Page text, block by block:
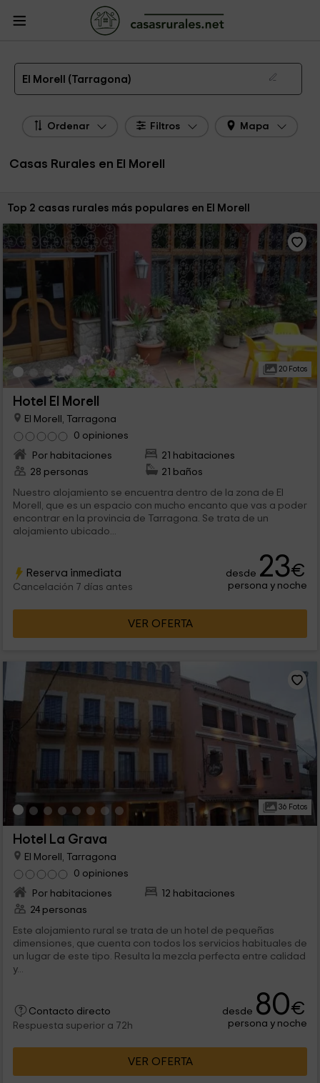
Casas Rurales
Tarragona
Casas Rurales El Morell
Las 2 mejores casas rurales en El Morell de 2026
El Morell (Tarragona)
Ordenar Filtros Mapa
Casas Rurales en El Morell
Ordenar por:
Top 2 casas rurales más populares en El Morell
20 Fotos
Hotel El Morell
El Morell, Tarragona
0 opiniones
Por habitaciones
21 habitaciones
28 personas
21 baños
Nuestro alojamiento se encuentra dentro de la zona de El
Morell, que es un espacio con mucho encanto que vas a poder
encontrar en la provincia de Tarragona. Se trata de un
alojamiento ubicado...
Reserva inmediata
Cancelación 7 días antes
desde 23€
persona y noche
VER OFERTA
36 Fotos
Hotel La Grava
El Morell, Tarragona
0 opiniones
Por habitaciones
12 habitaciones
24 personas
Este alojamiento rural se trata de un hotel de pequeñas
dimensiones, que cuenta con todos los servicios habituales de
un lugar de este tipo. Resulta la mezcla perfecta entre calidad
y...
Contacto directo
Respuesta superior a 72h
desde 80€
persona y noche
VER OFERTA